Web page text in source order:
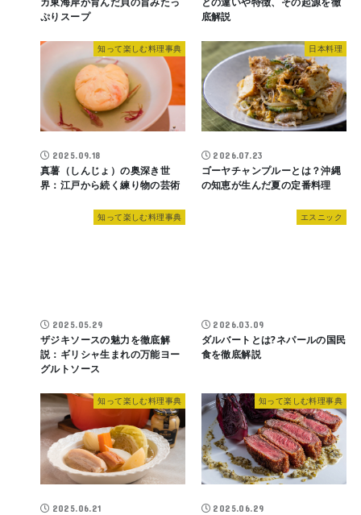
ぷりスープ
底解説
知って楽しむ料理事典
2025.09.18
真薯（しんじょ）の奥深き世
界：江戸から続く練り物の芸術
日本料理
2026.07.23
ゴーヤチャンプルーとは？沖縄
の知恵が生んだ夏の定番料理
知って楽しむ料理事典
2025.05.29
ザジキソースの魅力を徹底解
説：ギリシャ生まれの万能ヨー
グルトソース
エスニック
2026.03.09
ダルバートとは?ネパールの国民
食を徹底解説
知って楽しむ料理事典
2025.06.21
知って楽しむ料理事典
2025.06.29